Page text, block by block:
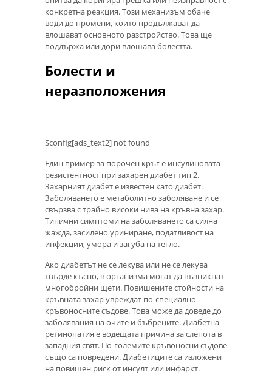
конкретна реакция. Този механизъм обаче
води до промени, които продължават да
влошават основното разстройство. Това ще
поддържа или дори влошава болестта.
Болести и
неразположения
$config[ads_text2] not found
Един пример за порочен кръг е инсулиновата
резистентност при захарен диабет тип 2.
Захарният диабет е известен като диабет.
Заболяването е метаболитно заболяване и се
свързва с трайно високи нива на кръвна захар.
Типични симптоми на заболяването са силна
жажда, засилено уриниране, податливост на
инфекции, умора и загуба на тегло.
Ако диабетът не се лекува или не се лекува
твърде късно, в организма могат да възникнат
многобройни щети. Повишените стойности на
кръвната захар увреждат по-специално
кръвоносните съдове. Това може да доведе до
заболявания на очите и бъбреците. Диабетна
ретинопатия е водещата причина за слепота в
западния свят. По-големите кръвоносни съдове
също са повредени. Диабетиците са изложени
на повишен риск от инсулт или инфаркт.